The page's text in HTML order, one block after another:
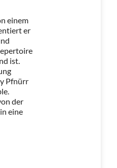
einem
er
ist.
Pfnürr
der
eine